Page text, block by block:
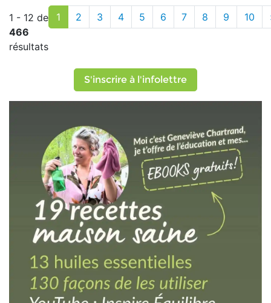
1 - 12 de
466
résultats
1 2 3 4 5 6 7 8 9 10
S'inscrire à l'infolettre